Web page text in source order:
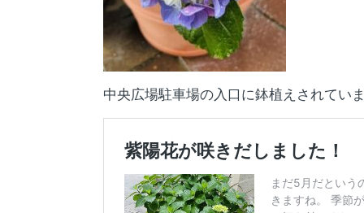
中央広場駐車場の入口に鉢植えされてい